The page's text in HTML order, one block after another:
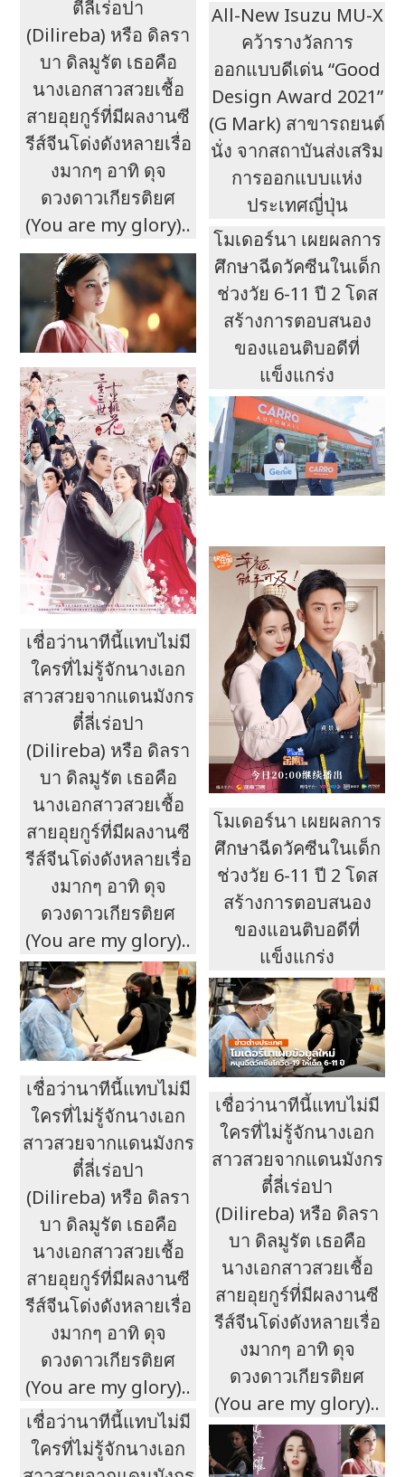
ตี๋ลี่เร่อปา
(Dilireba) หรือ ดิลรา
บา ดิลมูรัต เธอคือ
นางเอกสาวสวยเชื้อ
สายอุยกูร์ที่มีผลงานซี
รีส์จีนโด่งดังหลายเรื่อ
งมากๆ อาทิ ดุจ
ดวงดาวเกียรติยศ
(You are my glory)..
All-New Isuzu MU-X
คว้ารางวัลการ
ออกแบบดีเด่น “Good
Design Award 2021”
(G Mark) สาขารถยนต์
นั่ง จากสถาบันส่งเสริม
การออกแบบแห่ง
ประเทศญี่ปุ่น
โมเดอร์นา เผยผลการ
ศึกษาฉีดวัคซีนในเด็ก
ช่วงวัย 6-11 ปี 2 โดส
สร้างการตอบสนอง
ของแอนติบอดีที่
แข็งแกร่ง
เชื่อว่านาทีนี้แทบไม่มี
ใครที่ไม่รู้จักนางเอก
สาวสวยจากแดนมังกร
ตี๋ลี่เร่อปา
(Dilireba) หรือ ดิลรา
บา ดิลมูรัต เธอคือ
นางเอกสาวสวยเชื้อ
สายอุยกูร์ที่มีผลงานซี
รีส์จีนโด่งดังหลายเรื่อ
งมากๆ อาทิ ดุจ
ดวงดาวเกียรติยศ
(You are my glory)..
โมเดอร์นา เผยผลการ
ศึกษาฉีดวัคซีนในเด็ก
ช่วงวัย 6-11 ปี 2 โดส
สร้างการตอบสนอง
ของแอนติบอดีที่
แข็งแกร่ง
เชื่อว่านาทีนี้แทบไม่มี
ใครที่ไม่รู้จักนางเอก
สาวสวยจากแดนมังกร
ตี๋ลี่เร่อปา
(Dilireba) หรือ ดิลรา
บา ดิลมูรัต เธอคือ
นางเอกสาวสวยเชื้อ
สายอุยกูร์ที่มีผลงานซี
รีส์จีนโด่งดังหลายเรื่อ
งมากๆ อาทิ ดุจ
ดวงดาวเกียรติยศ
(You are my glory)..
เชื่อว่านาทีนี้แทบไม่มี
ใครที่ไม่รู้จักนางเอก
สาวสวยจากแดนมังกร
ตี๋ลี่เร่อปา
(Dilireba) หรือ ดิลรา
บา ดิลมูรัต เธอคือ
นางเอกสาวสวยเชื้อ
สายอุยกูร์ที่มีผลงานซี
รีส์จีนโด่งดังหลายเรื่อ
งมากๆ อาทิ ดุจ
ดวงดาวเกียรติยศ
(You are my glory)..
เชื่อว่านาทีนี้แทบไม่มี
ใครที่ไม่รู้จักนางเอก